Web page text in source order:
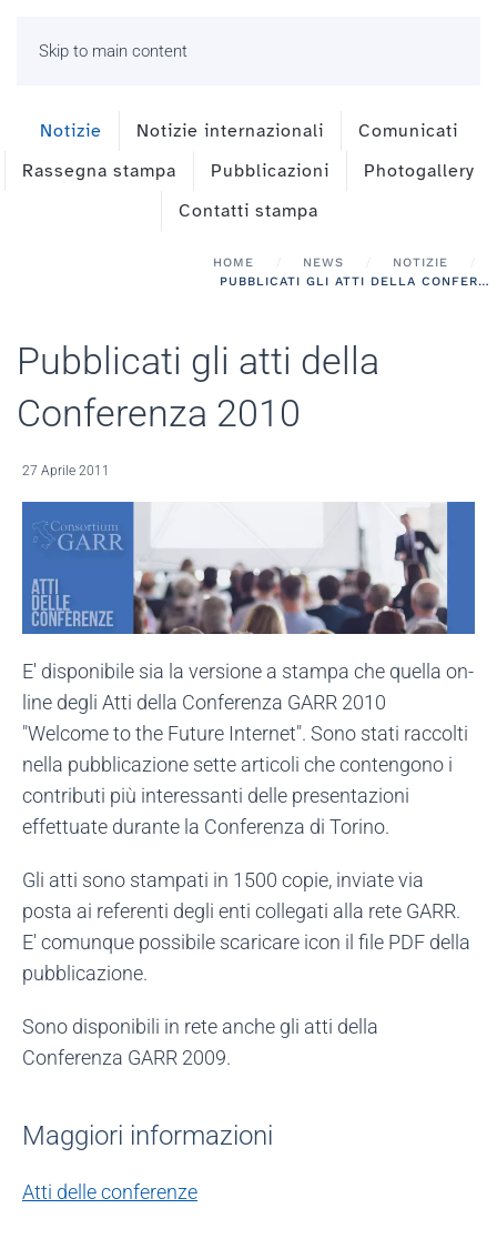
Skip to main content
Notizie Notizie internazionali
Comunicati
Rassegna stampa
Pubblicazioni
Photogallery
Contatti stampa
HOME NEWS
NOTIZIE
PUBBLICATI GLI ATTI DELLA CONFERENZA 2010
Pubblicati gli atti della
Conferenza 2010
27 Aprile 2011
E' disponibile sia la versione a stampa che quella on-
line degli Atti della Conferenza GARR 2010
"Welcome to the Future Internet". Sono stati raccolti
nella pubblicazione sette articoli che contengono i
contributi più interessanti delle presentazioni
effettuate durante la Conferenza di Torino.
Gli atti sono stampati in 1500 copie, inviate via
posta ai referenti degli enti collegati alla rete GARR.
E' comunque possibile scaricare icon il file PDF della
pubblicazione.
Sono disponibili in rete anche gli atti della
Conferenza GARR 2009.
Maggiori informazioni
Atti delle conferenze